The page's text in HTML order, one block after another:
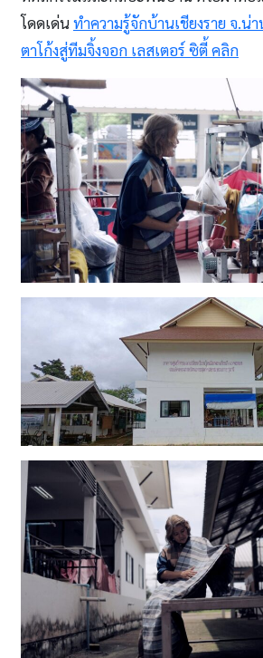
โดดเด่นทำความรู้จักบ้านเชียงราย จ.น่
ตาโก้งสู่ทีมจิ้งจอก เลสเตอร์ ซิตี้ คลิก